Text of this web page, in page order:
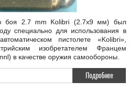
боя 2.7 mm Kolibri (2.7x9 мм) был
специально для использования в
пистолете «Kolibri»,
изобретателем Францем
в качестве оружия самообороны.
Подробнее